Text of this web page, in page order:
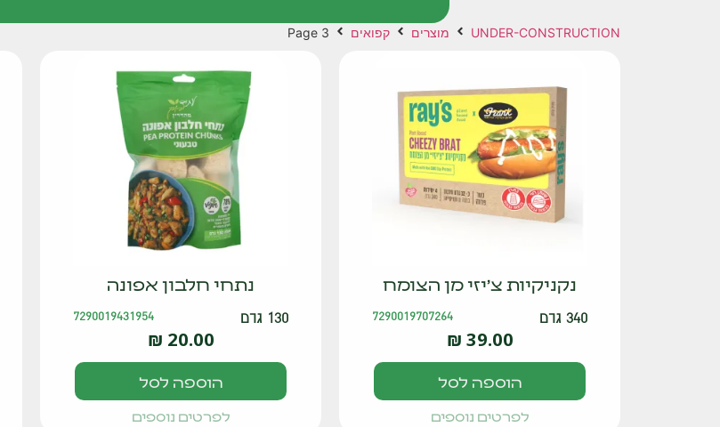
UNDER-CONSTRUCTION מוצרים קפואים Page 3
נקניקיות צ'יזי מן הצומח
340 גרם 7290019707264
39.00
₪
הוספה לסל
לפרטים נוספים
נתחי חלבון אפונה
130 גרם 7290019431954
20.00
₪
הוספה לסל
לפרטים נוספים